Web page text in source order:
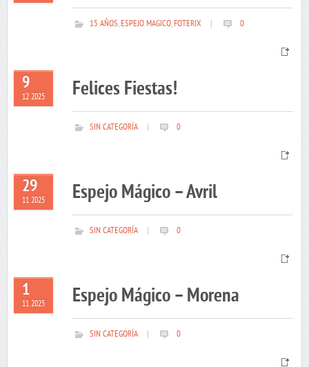
15 AÑOS,ESPEJO MAGICO,FOTERIX 0
9
12 2025 Felices Fiestas!
SIN CATEGORÍA 0
29
11 2025 Espejo Mágico – Avril
SIN CATEGORÍA 0
1
11 2025 Espejo Mágico – Morena
SIN CATEGORÍA 0